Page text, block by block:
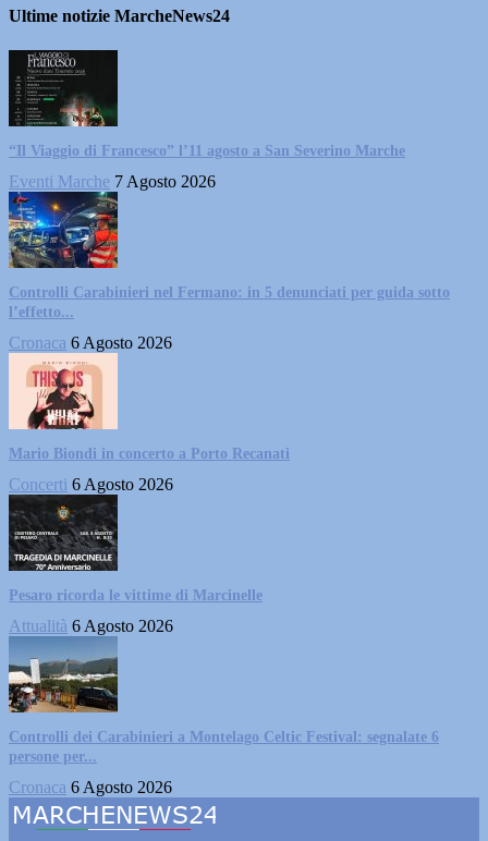
Ultime notizie MarcheNews24
“Il Viaggio di Francesco” l’11 agosto a San Severino Marche
Eventi Marche 7 Agosto 2026
Controlli Carabinieri nel Fermano: in 5 denunciati per guida sotto
l’effetto...
Cronaca 6 Agosto 2026
Mario Biondi in concerto a Porto Recanati
Concerti 6 Agosto 2026
Pesaro ricorda le vittime di Marcinelle
Attualità 6 Agosto 2026
Controlli dei Carabinieri a Montelago Celtic Festival: segnalate 6
persone per...
Cronaca 6 Agosto 2026